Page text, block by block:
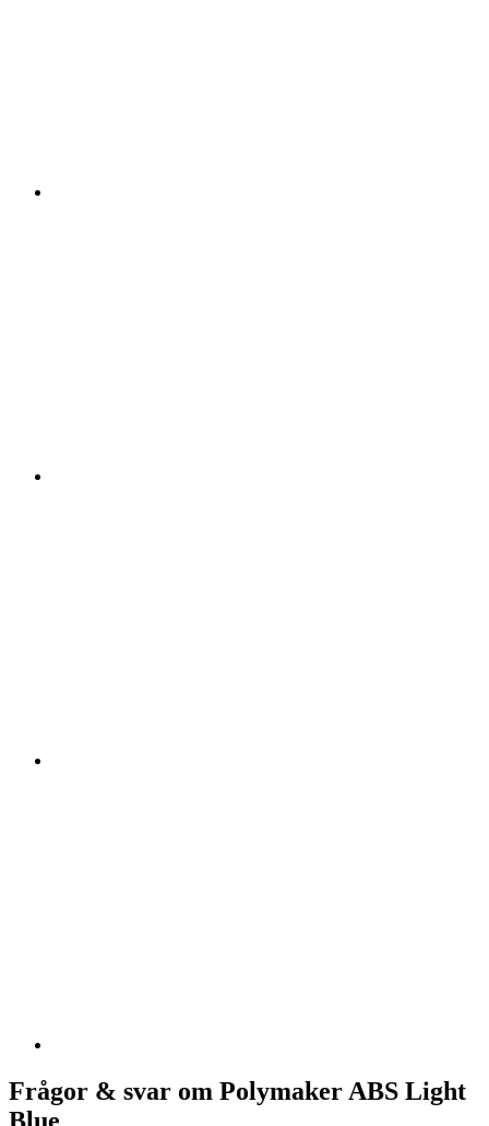
Frågor & svar om Polymaker ABS Light